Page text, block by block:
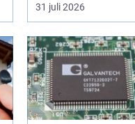
vilk...
31 juli 2026